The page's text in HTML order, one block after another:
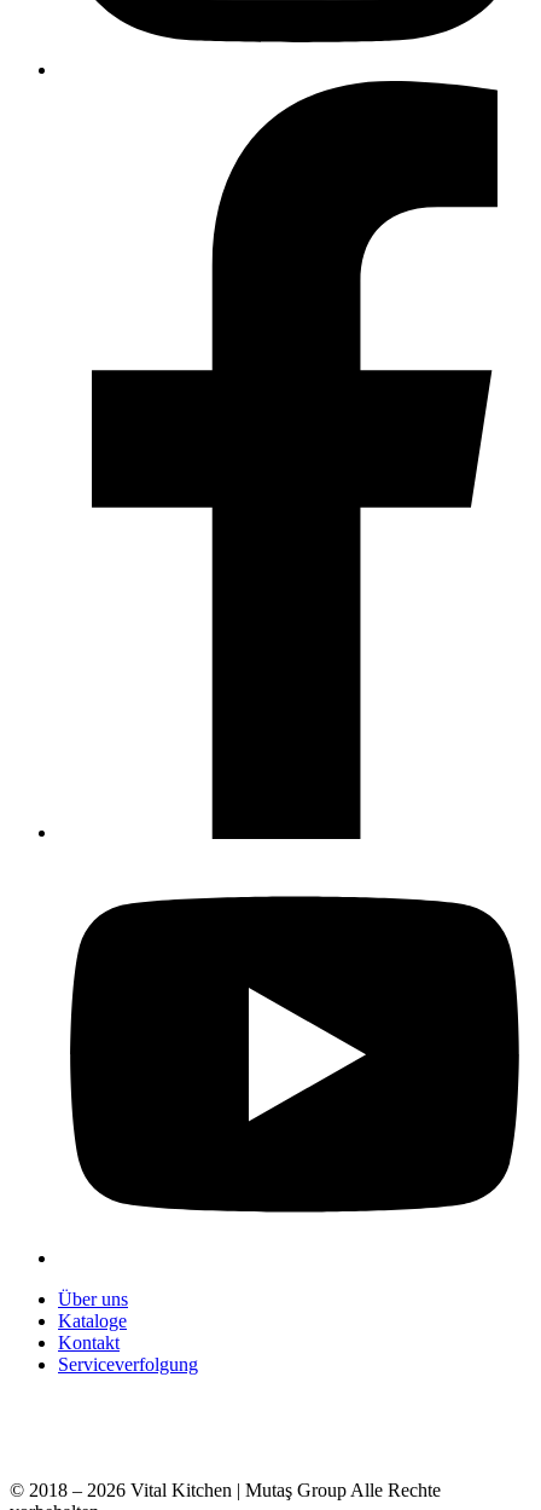
Über uns
Kataloge
Kontakt
Serviceverfolgung
© 2018 – 2026 Vital Kitchen | Mutaş Group Alle Rechte